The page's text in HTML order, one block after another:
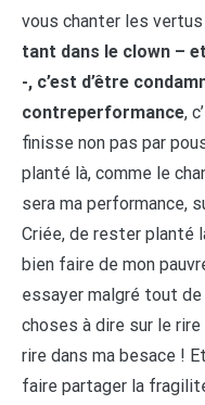
vous chanter les vertus
tant dans le clown –
-, c’est d’être
contreperformance,
finisse non pas par
planté là, comme le
sera ma performance,
Criée, de rester planté
bien faire de mon
essayer malgré tout de
choses à dire sur le rire
rire dans ma besace !
faire partager la